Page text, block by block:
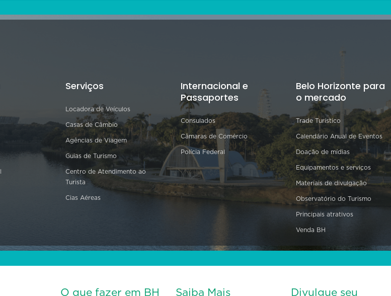
Serviços
Locadora de Veículos
Casas de Câmbio
Agências de Viagem
Guias de Turismo
Centro de Atendimento ao
Turista
Cias Aéreas
Internacional e
Passaportes
Consulados
Câmaras de Comércio
Polícia Federal
Belo Horizonte para
o mercado
Trade Turístico
Calendário Anual de Eventos
Doação de mídias
Equipamentos e serviços
Materiais de divulgação
Observatório do Turismo
Principais atrativos
Venda BH
O que fazer em BH Saiba Mais
Divulgue seu